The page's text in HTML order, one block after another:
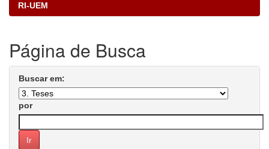
RI-UEM
Página de Busca
Buscar em:
por